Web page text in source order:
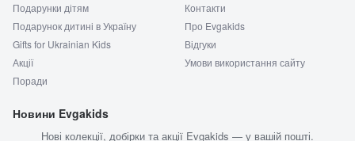
Подарунки дітям
Подарунок дитині в Україну
Gifts for Ukrainian Kids
Акції
Поради
Контакти
Про Evgakids
Відгуки
Умови використання сайту
Новини Evgakids
Нові колекції, добірки та акції Evgakids — у вашій пошті.